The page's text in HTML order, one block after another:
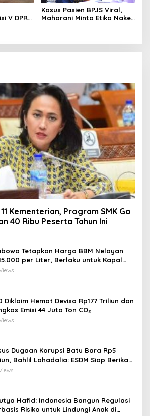
V DPR
Kasus Pasien BPJS Viral,
Maharani Minta Etika Nakes
Kementerian, Program SMK Go
40 Ribu Peserta Tahun Ini
Tetapkan Harga BBM Nelayan
per Liter, Berlaku untuk Kapal
GT
Diklaim Hemat Devisa Rp177 Triliun dan
Emisi 44 Juta Ton CO₂
Dugaan Korupsi Batu Bara Rp5
Bahlil Lahadalia: ESDM Siap Berikan
Hafid: Indonesia Bangun Regulasi
Risiko untuk Lindungi Anak di